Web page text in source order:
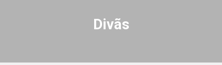
Divãs